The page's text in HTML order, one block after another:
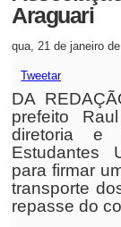
Araguari
qua, 21 de janeiro
Tweetar
DA
prefeito
diretoria e
Estudantes
para firmar
transporte
repasse do